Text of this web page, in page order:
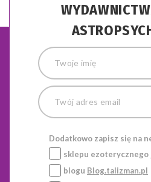
Dodatkowo zapisz się na
sklepu ezoterycznego
blogu Blog.talizman.pl